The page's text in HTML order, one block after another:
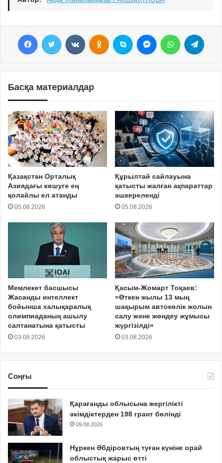
Басқа материалдар
Қазақстан Орталық
Азиядағы көшуге ең
қолайлы ел атанды
05.08.2026
Құрылтай сайлауына
қатысты жалған ақпараттар
әшкереленді
05.08.2026
Мемлекет басшысы
Жасанды интеллект
бойынша халықаралық
олимпиаданың ашылу
салтанатына қатысты
03.08.2026
Қасым-Жомарт Тоқаев:
«Өткен жылы 13 мың
шақырым автокөлік жолын
салу және жөндеу жұмысы
жүргізілді»
03.08.2026
Соңғы
Қарағанды облысына жергілікті
әкімдіктерден 198 грант бөлінді
09.08.2026
Нұркен Әбдіровтың туған күніне орай
облыстық жарыс өтті